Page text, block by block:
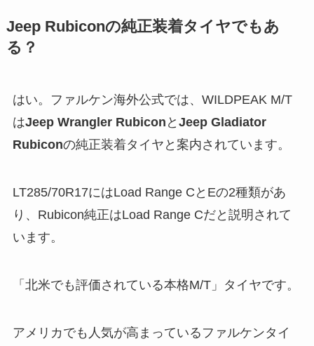
Jeep Rubiconの純正装着タイヤでもあ
る？
はい。ファルケン海外公式では、WILDPEAK M/T
はJeep Wrangler Rubicon と Jeep Gladiator
Rubiconの純正装着タイヤと案内されています。
LT285/70R17にはLoad Range CとEの2種類があ
り、Rubicon純正はLoad Range Cだと説明されて
います。
「北米でも評価されている本格M/T」タイヤです。
アメリカでも人気が高まっているファルケンタイ